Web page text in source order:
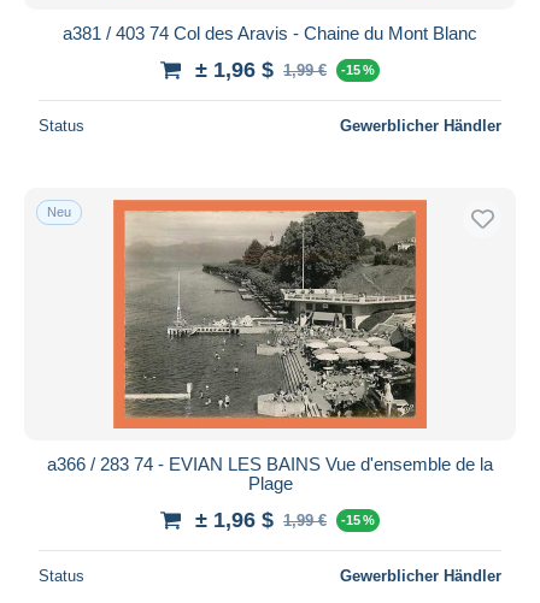
a381 / 403 74 Col des Aravis - Chaine du Mont Blanc
± 1,96 $ 1,99 € -15 %
Status Gewerblicher Händler
Neu
a366 / 283 74 - EVIAN LES BAINS Vue d'ensemble de la
Plage
± 1,96 $ 1,99 € -15 %
Status Gewerblicher Händler